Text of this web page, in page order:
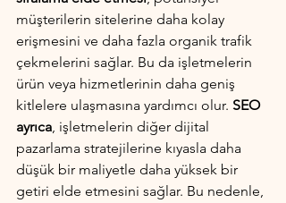
müşterilerin sitelerine daha kolay
erişmesini ve daha fazla organik trafik
çekmelerini sağlar. Bu da işletmelerin
ürün veya hizmetlerinin daha geniş
kitlelere ulaşmasına yardımcı olur. SEO
ayrıca, işletmelerin diğer dijital
pazarlama stratejilerine kıyasla daha
düşük bir maliyetle daha yüksek bir
getiri elde etmesini sağlar. Bu nedenle,